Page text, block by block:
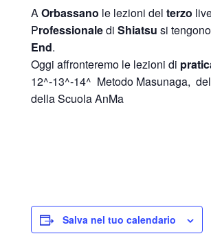
AOrbassano le lezioni del terzo
Professionaledi Shiatsu si
End.
Oggi affronteremo le lezioni di
12^-13^-14^ Metodo Masunaga,
della Scuola AnMa
Salva nel tuo calendario